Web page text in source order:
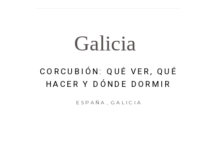
Galicia
CORCUBIÓN: QUÉ VER, QUÉ
HACER Y DÓNDE DORMIR
ESPAÑA GALICIA